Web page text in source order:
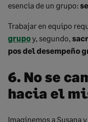
esencia de un grupo:
Trabajar en equipo
grupoy, segundo,
pos del desempeño
6. No se
hacia el
Imaginemos a Susana